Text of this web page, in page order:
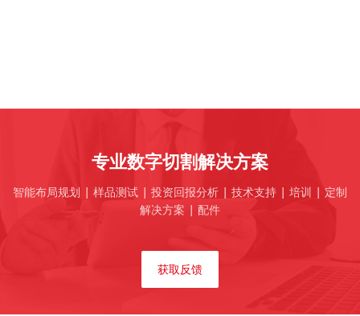
专业数字切割解决方案
智能布局规划 | 样品测试 | 投资回报分析 | 技术支持 | 培训 | 定制
解决方案 | 配件
获取反馈